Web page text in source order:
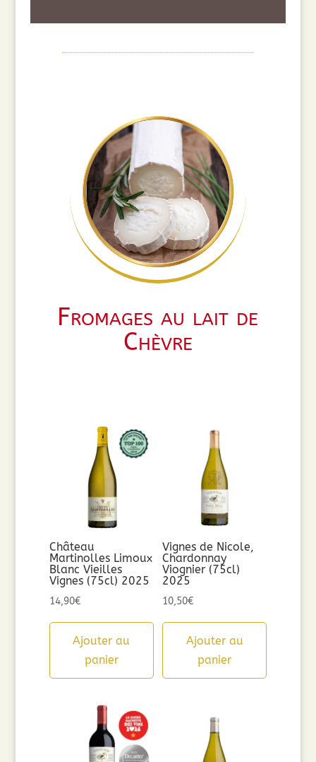
Fromages au lait de
Chèvre
Château
Martinolles Limoux
Blanc Vieilles
Vignes (75cl) 2025
14,90€
Ajouter au
panier
Vignes de Nicole,
Chardonnay
Viognier (75cl)
2025
10,50€
Ajouter au
panier